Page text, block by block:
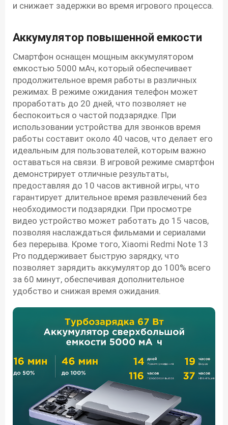
и снижает задержки во время игрового процесса.
Аккумулятор повышенной емкости
Смартфон оснащен мощным аккумулятором
емкостью 5000 мАч, который обеспечивает
продолжительное время работы в различных
режимах. В режиме ожидания телефон может
проработать до 20 дней, что позволяет не
беспокоиться о частой подзарядке. При
использовании устройства для звонков время
работы составит около 40 часов, что делает его
идеальным для пользователей, которым важно
оставаться на связи. В игровой режиме смартфон
демонстрирует отличные результаты,
предоставляя до 10 часов активной игры, что
гарантирует длительное время развлечений без
необходимости подзарядки. При просмотре
видео устройство может работать до 15 часов,
позволяя наслаждаться фильмами и сериалами
без перерыва. Кроме того, Xiaomi Redmi Note 13
Pro поддерживает быструю зарядку, что
позволяет зарядить аккумулятор до 100% всего
за 60 минут, обеспечивая дополнительное
удобство и снижая время ожидания.